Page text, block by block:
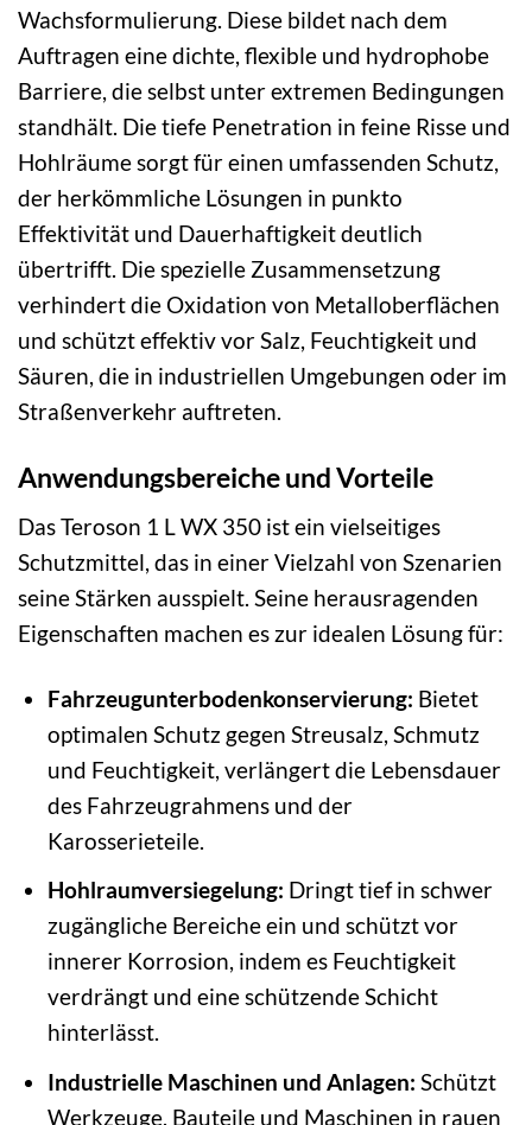
Wachsformulierung. Diese bildet nach dem
Auftragen eine dichte, flexible und hydrophobe
Barriere, die selbst unter extremen Bedingungen
standhält. Die tiefe Penetration in feine Risse und
Hohlräume sorgt für einen umfassenden Schutz,
der herkömmliche Lösungen in punkto
Effektivität und Dauerhaftigkeit deutlich
übertrifft. Die spezielle Zusammensetzung
verhindert die Oxidation von Metalloberflächen
und schützt effektiv vor Salz, Feuchtigkeit und
Säuren, die in industriellen Umgebungen oder im
Straßenverkehr auftreten.
Anwendungsbereiche und Vorteile
Das Teroson 1 L WX 350 ist ein vielseitiges
Schutzmittel, das in einer Vielzahl von Szenarien
seine Stärken ausspielt. Seine herausragenden
Eigenschaften machen es zur idealen Lösung für:
Fahrzeugunterbodenkonservierung: Bietet
optimalen Schutz gegen Streusalz, Schmutz
und Feuchtigkeit, verlängert die Lebensdauer
des Fahrzeugrahmens und der
Karosserieteile.
Hohlraumversiegelung: Dringt tief in schwer
zugängliche Bereiche ein und schützt vor
innerer Korrosion, indem es Feuchtigkeit
verdrängt und eine schützende Schicht
hinterlässt.
Industrielle Maschinen und Anlagen: Schützt
Werkzeuge, Bauteile und Maschinen in rauen